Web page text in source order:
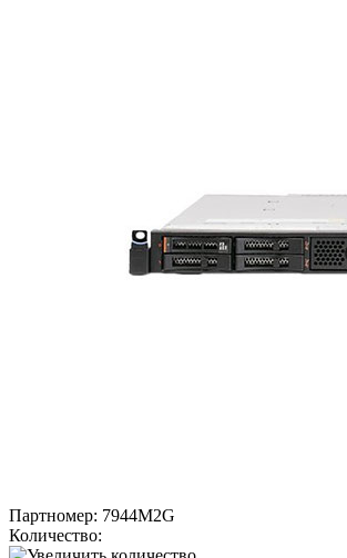
Партномер: 7944M2G
Количество: